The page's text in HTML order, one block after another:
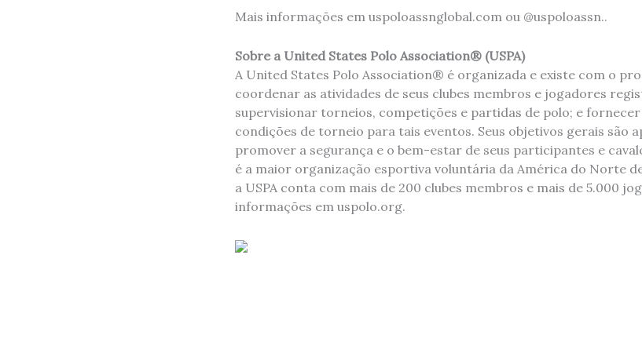
Mais informações em uspoloassnglobal.com ou @uspoloassn..
Sobre a United States Polo Association® (USPA)
A United States Polo Association® é organizada e existe com o
coordenar as atividades de seus clubes membros e jogadores
supervisionar torneios, competições e partidas de polo; e
condições de torneio para tais eventos. Seus objetivos gerais são
promover a segurança e o bem-estar de seus participantes e
é a maior organização esportiva voluntária da América do Norte
a USPA conta com mais de 200 clubes membros e mais de 5.000
informações em uspolo.org.